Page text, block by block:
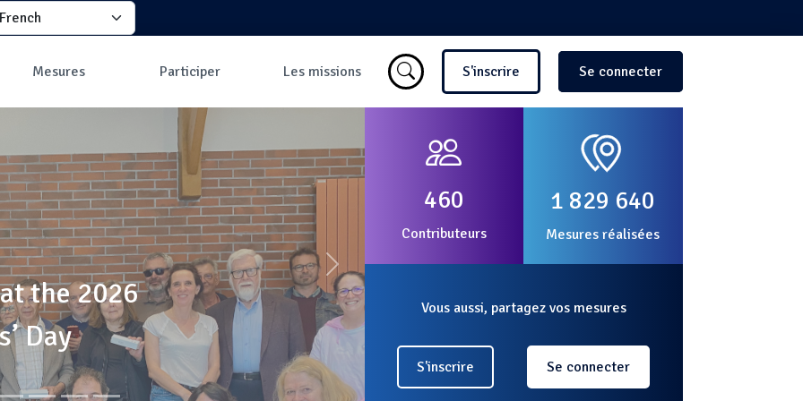
your language
Mesures
Carte des mesures
au sol
Carte des mesures
en vol
Tableau de bord
Mesures les plus
commentées
Participer
Comment participer
Comment prendre
une mesure ?
Pourquoi rejoindre
la communauté ?
Développeurs
Les missions
Missions en cours
Les missions
Menu du compte de
S'inscrire Se connecter
the 2026
Day
Suivant
460
Contributeurs
1 829 640
Mesures réalisées
Vous aussi, partagez vos mesures
S'inscrire Se connecter